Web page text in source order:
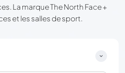
La marque The North Face +
et les salles de sport.